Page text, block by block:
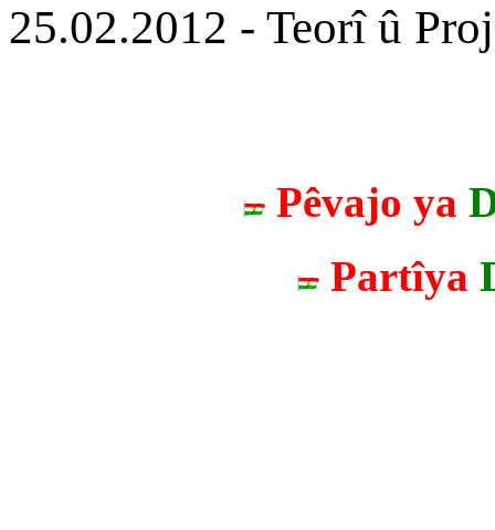
25.02.2012 - Teorî û
Pêvajo ya
Partîya